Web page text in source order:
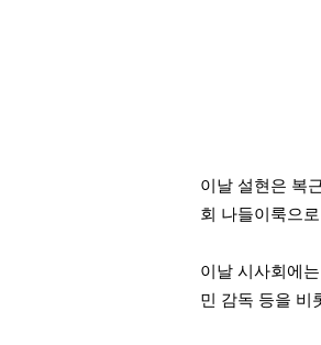
이날 설현은 복
회 나들이룩으
이날 시사회에
민 감독 등을 비